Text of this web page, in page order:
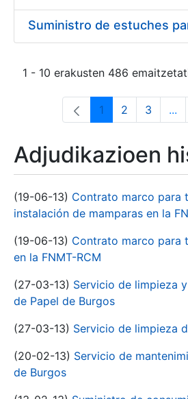
1 - 10 erakusten 486
Orrialdea
1 Orrialdea
2 3 ...
Adjudikazioen
(19-06-13) Contrato marco para
instalación de mamparas en la
(19-06-13) Contrato marco para
en la FNMT-RCM
(27-03-13) Servicio de limpieza
de Papel de Burgos
(27-03-13) Servicio de limpieza
(20-02-13) Servicio de
de Burgos